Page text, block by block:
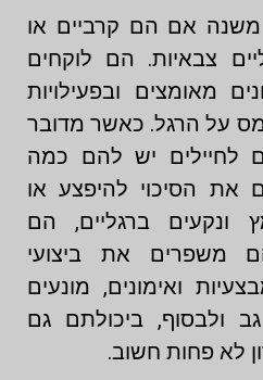
משנה אם הם קרביים או
צבאיות. הם לוקחים
מאומצים ובפעילויות
על הרגל. כאשר מדובר
לחיילים יש להם כמה
את הסיכוי להיפצע או
ונקעים ברגליים, הם
משפרים את ביצועי
ואימונים, מונעים
ולבסוף, ביכולתם גם
לא פחות חשוב.